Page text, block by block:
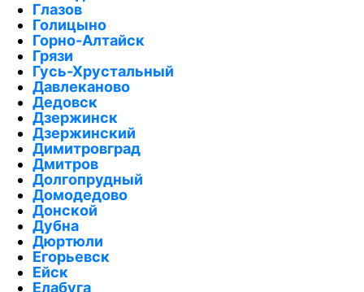
Глазов
Голицыно
Горно-Алтайск
Грязи
Гусь-Хрустальный
Давлеканово
Дедовск
Дзержинск
Дзержинский
Димитровград
Дмитров
Долгопрудный
Домодедово
Донской
Дубна
Дюртюли
Егорьевск
Ейск
Елабуга